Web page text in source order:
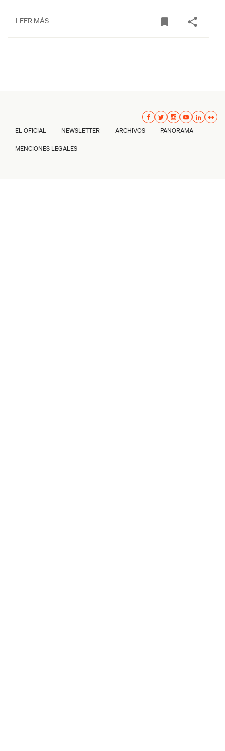
LEER MÁS
EL OFICIAL NEWSLETTER ARCHIVOS PANORAMA
MENCIONES LEGALES